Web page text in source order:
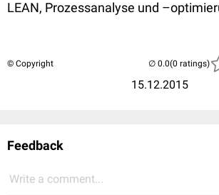
LEAN, Prozessanalyse und
© Copyright
15.12.2015
(0 ratings)
Feedback
Write a comment...